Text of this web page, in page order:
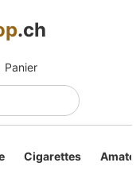
.ch
Panier
Cigarettes